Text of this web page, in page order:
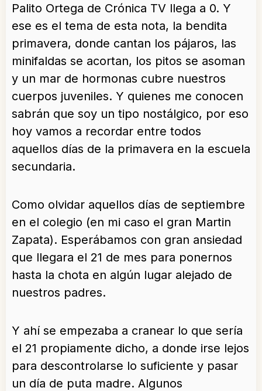
Palito Ortega de Crónica TV llega a 0. Y
ese es el tema de esta nota, la bendita
primavera, donde cantan los pájaros, las
minifaldas se acortan, los pitos se asoman
y un mar de hormonas cubre nuestros
cuerpos juveniles. Y quienes me conocen
sabrán que soy un tipo nostálgico, por eso
hoy vamos a recordar entre todos
aquellos días de la primavera en la escuela
secundaria.
Como olvidar aquellos días de septiembre
en el colegio (en mi caso el gran Martin
Zapata). Esperábamos con gran ansiedad
que llegara el 21 de mes para ponernos
hasta la chota en algún lugar alejado de
nuestros padres.
Y ahí se empezaba a cranear lo que sería
el 21 propiamente dicho, a donde irse lejos
para descontrolarse lo suficiente y pasar
un día de puta madre. Algunos